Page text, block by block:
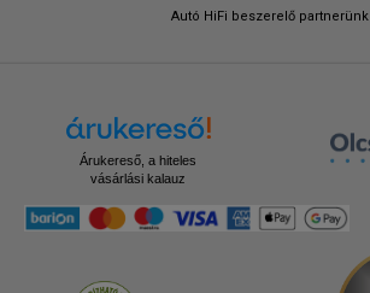
Autó HiFi beszerelő partnerünk
Árukereső, a hiteles
vásárlási kalauz